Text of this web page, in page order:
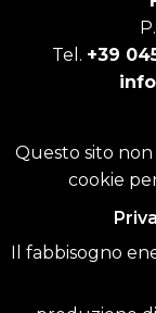
Tel. +39
Questo sito
cookie
Il fabbisogno